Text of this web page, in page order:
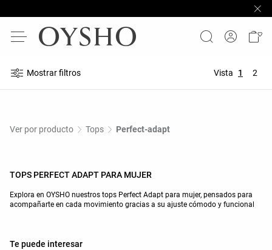
Mostrar filtros Vista 1 2
Ver por producto Tops Perfect-adapt
TOPS PERFECT ADAPT PARA MUJER
Explora en OYSHO nuestros tops Perfect Adapt para mujer, pensados para
acompañarte en cada movimiento gracias a su ajuste cómodo y funcional
Te puede interesar